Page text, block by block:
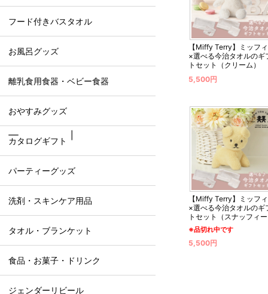
【Miffy Terry】ミッフ
×選べる今治タオルのギ
トセット（クリーム）
5,500円
【Miffy Terry】ミッフ
×選べる今治タオルのギ
トセット（スナッフィ
※品切れ中です
5,500円
フード付きバスタオル
お風呂グッズ
離乳食用食器・ベビー食器
おやすみグッズ
カタログギフト
パーティーグッズ
洗剤・スキンケア用品
タオル・ブランケット
食品・お菓子・ドリンク
ジェンダーリビール